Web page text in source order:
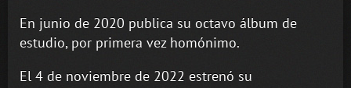
En junio de 2020 publica su octavo álbum de
estudio, por primera vez homónimo.
El 4 de noviembre de 2022 estrenó su